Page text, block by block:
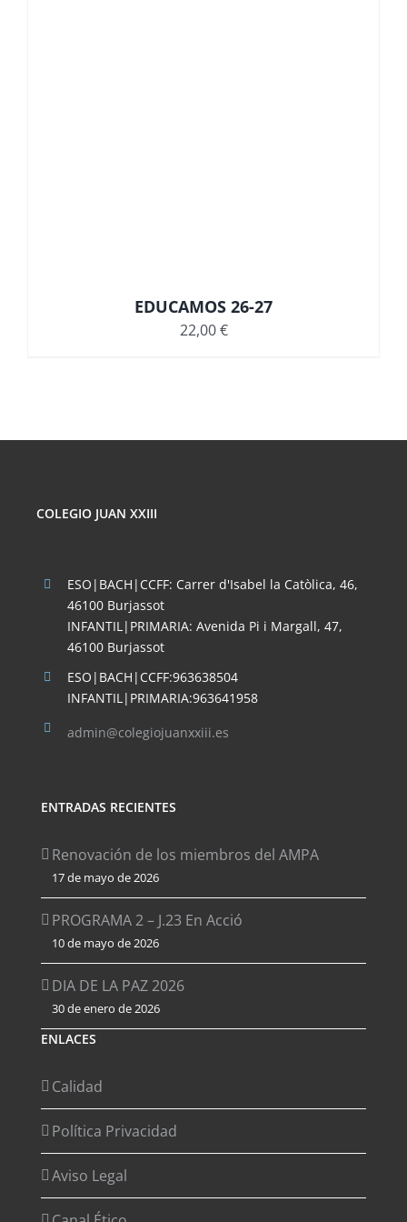
EDUCAMOS 26-27
22,00€
COLEGIO JUAN XXIII
ESO|BACH|CCFF: Carrer d'Isabel la Catòlica, 46,
46100 Burjassot
INFANTIL|PRIMARIA: Avenida Pi i Margall, 47,
46100 Burjassot
ESO|BACH|CCFF:963638504
INFANTIL|PRIMARIA:963641958
admin@colegiojuanxxiii.es
ENTRADAS RECIENTES
Renovación de los miembros del AMPA
17 de mayo de 2026
PROGRAMA 2 – J.23 En Acció
10 de mayo de 2026
DIA DE LA PAZ 2026
30 de enero de 2026
ENLACES
Calidad
Política Privacidad
Aviso Legal